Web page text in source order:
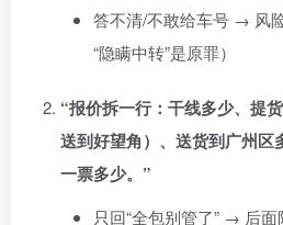
答不清/不敢给车号 → 风
“隐瞒中转”是原罪）
“报价拆一行：干线多少、提
送到好望角）、送货到广州区
一票多少。”
只回“全包别管了” → 后